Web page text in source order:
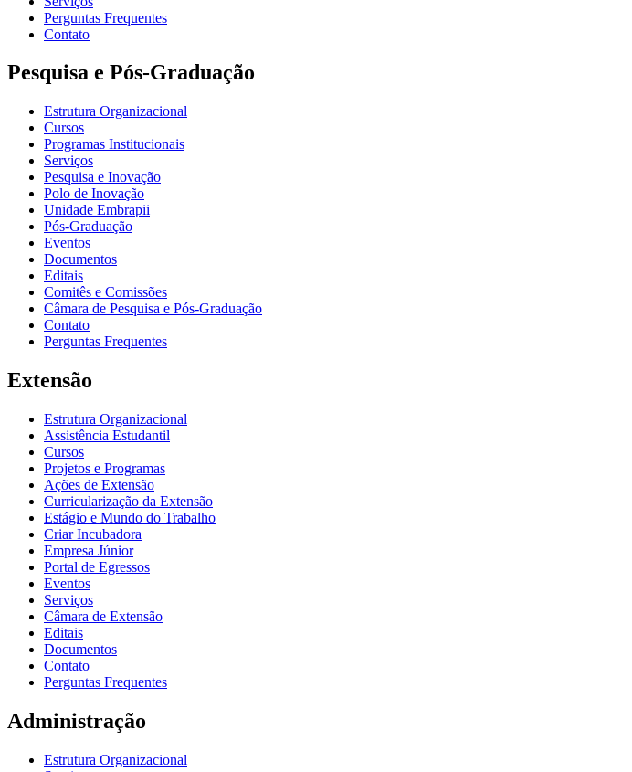
Perguntas Frequentes
Contato
Pesquisa e Pós-Graduação
Estrutura Organizacional
Cursos
Programas Institucionais
Serviços
Pesquisa e Inovação
Polo de Inovação
Unidade Embrapii
Pós-Graduação
Eventos
Documentos
Editais
Comitês e Comissões
Câmara de Pesquisa e Pós-Graduação
Contato
Perguntas Frequentes
Extensão
Estrutura Organizacional
Assistência Estudantil
Cursos
Projetos e Programas
Ações de Extensão
Curricularização da Extensão
Estágio e Mundo do Trabalho
Criar Incubadora
Empresa Júnior
Portal de Egressos
Eventos
Serviços
Câmara de Extensão
Editais
Documentos
Contato
Perguntas Frequentes
Administração
Estrutura Organizacional